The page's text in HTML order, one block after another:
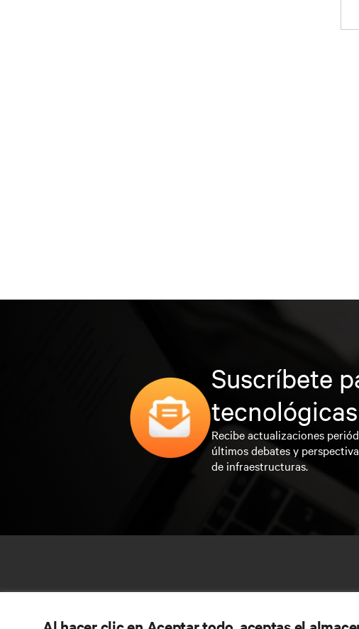
Suscríbete
tecnológicas
Recibe actualizaciones
últimos debates y
de infraestructuras.